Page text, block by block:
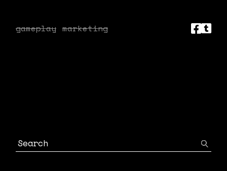
gameplay marketing
Search